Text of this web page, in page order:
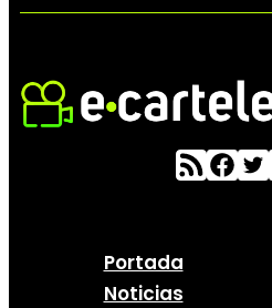
Portada
Noticias